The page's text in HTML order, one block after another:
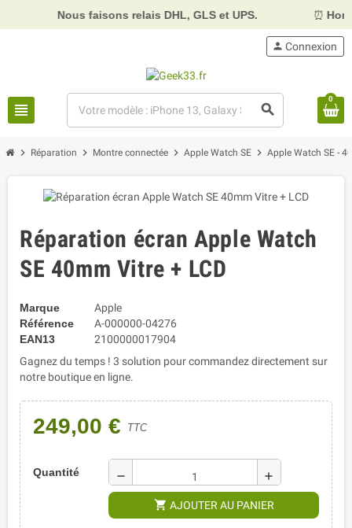
Nous faisons relais DHL, GLS et UPS. Horaires :
view_headline search
person Connexion
0
chevron_right Réparation chevron_right Montre connectée chevron_right Apple Watch SE chevron_right Apple Watch SE -
Réparation écran Apple Watch
SE 40mm Vitre + LCD
Marque
Apple
Référence
A-000000-04276
EAN13
2100000017904
Gagnez du temps ! 3 solution pour commandez directement sur
notre boutique en ligne.
249,00 € TTC
Quantité remove add
shopping_cart AJOUTER AU PANIER